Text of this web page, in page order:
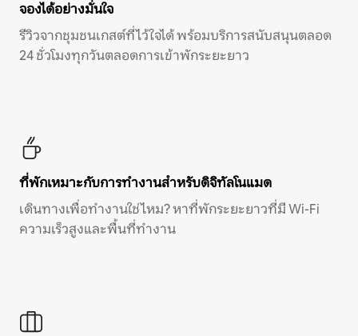
จองได้อย่างมั่นใจ
รีวิวจากชุมชนเกสต์ที่ไว้ใจได้ พร้อมบริการสนับสนุนตลอด
24 ชั่วโมงทุกวันตลอดการเข้าพักระยะยาว
ที่พักเหมาะกับการทำงานสำหรับดิจิทัลโนแมด
เดินทางเพื่อทำงานใช่ไหม? หาที่พักระยะยาวที่มี Wi-Fi
ความเร็วสูงและพื้นที่ทำงาน